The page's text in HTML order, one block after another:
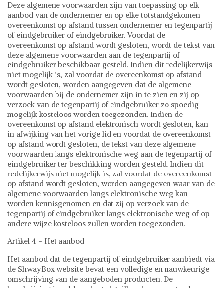
Deze algemene voorwaarden zijn van toepassing op elk
aanbod van de ondernemer en op elke totstandgekomen
overeenkomst op afstand tussen ondernemer en tegenpartij
of eindgebruiker of eindgebruiker. Voordat de
overeenkomst op afstand wordt gesloten, wordt de tekst van
deze algemene voorwaarden aan de tegenpartij of
eindgebruiker beschikbaar gesteld. Indien dit redelijkerwijs
niet mogelijk is, zal voordat de overeenkomst op afstand
wordt gesloten, worden aangegeven dat de algemene
voorwaarden bij de ondernemer zijn in te zien en zij op
verzoek van de tegenpartij of eindgebruiker zo spoedig
mogelijk kosteloos worden toegezonden. Indien de
overeenkomst op afstand elektronisch wordt gesloten, kan
in afwijking van het vorige lid en voordat de overeenkomst
op afstand wordt gesloten, de tekst van deze algemene
voorwaarden langs elektronische weg aan de tegenpartij of
eindgebruiker ter beschikking worden gesteld. Indien dit
redelijkerwijs niet mogelijk is, zal voordat de overeenkomst
op afstand wordt gesloten, worden aangegeven waar van de
algemene voorwaarden langs elektronische weg kan
worden kennisgenomen en dat zij op verzoek van de
tegenpartij of eindgebruiker langs elektronische weg of op
andere wijze kosteloos zullen worden toegezonden.
Artikel 4 - Het aanbod
Het aanbod dat de tegenpartij of eindgebruiker aanbiedt via
de ShwayBox website bevat een volledige en nauwkeurige
omschrijving van de aangeboden producten. De